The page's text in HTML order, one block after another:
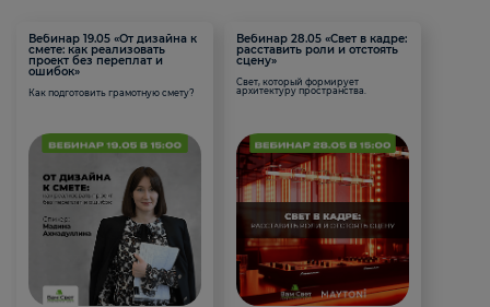
Вебинар 19.05 «От дизайна к
смете: как реализовать
проект без переплат и
ошибок»
Как подготовить грамотную смету?
Вебинар 28.05 «Свет в кадре:
расставить роли и отстоять
сцену»
Свет, который формирует
архитектуру пространства.